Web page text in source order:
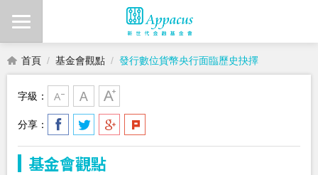
首頁 基金會觀點 發行數位貨幣央行面臨歷史抉擇
字級：
分享：
基金會觀點